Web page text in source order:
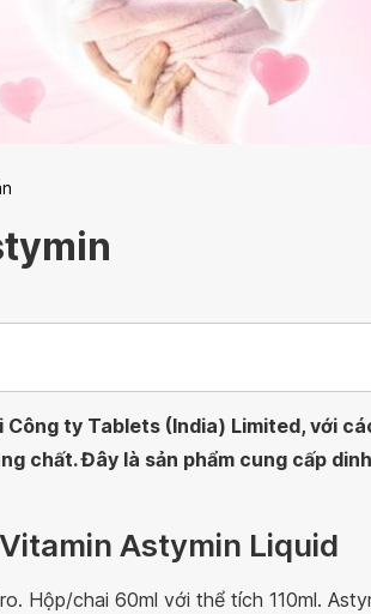
ty Tablets (India) Limited, với
chất. Đây là sản phẩm cung cấp
Astymin Liquid
Hộp/chai 60ml với thể tích 110ml.